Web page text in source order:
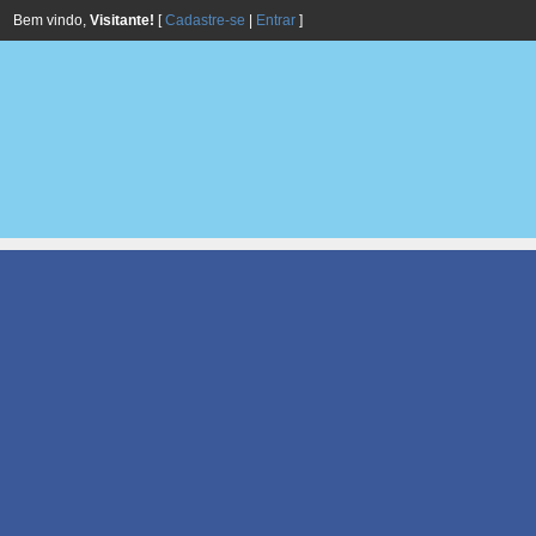
Bem vindo, Visitante! [Cadastre-se Entrar ]